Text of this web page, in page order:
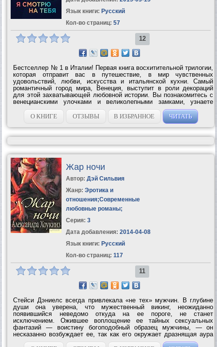
Язык книги: Русский
Кол-во страниц: 57
12
Бестселлер № 1 в Италии! Первая книга восхитительной трилогии,
которая отправит вас в путешествие, в мир чувственных
удовольствий, любви, искусства и итальянской кухни. Самый
романтичный город мира, Венеция, выступит в роли декораций
для этой захватывающей любовной истории. Вы познакомитесь с
венецианскими улочками и великолепными замками, узнаете
многое о живописи и истории искусства. Отправитесь в
гастрономический тур по...
О КНИГЕ ОТЗЫВЫ В ИЗБРАННОЕ ЧИТАТЬ
Жар ночи
Автор: Дэй Сильвия
Жанр: Эротика и
отношения;Современные
любовные романы;
Серия: 3
Дата добавления: 2014-04-08
Язык книги: Русский
Кол-во страниц: 117
11
Стейси Дэниелс всегда привлекала «не тех» мужчин. В глубине
души она уверена, что мужественный викинг, неожиданно
появившийся неведомо откуда на ее пороге, не станет
исключением. Ожившее воплощение ее тайных сексуальных
фантазий — воистину богоподобный образец мужчины, — он
несказанно возбуждает ее, так как его окружает дразнящая аура
опасной чувственности. И хотя Стейси осознает, что страсть